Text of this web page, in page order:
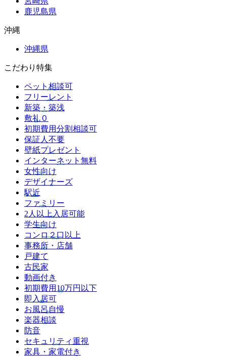
鹿児島県
沖縄
沖縄県
こだわり特集
ペット相談可
フリーレント
新築・築浅
敷礼０
初期費用分割相談可
保証人不要
壁紙プレゼント
インターネット無料
女性向け
デザイナーズ
駅近
ファミリー
2人以上入居可能
学生向け
コンロ２口以上
事務所・店舗
戸建て
古民家
動画付き
初期費用10万円以下
即入居可
お風呂自慢
楽器相談
防音
セキュリティ重視
家具・家電付き